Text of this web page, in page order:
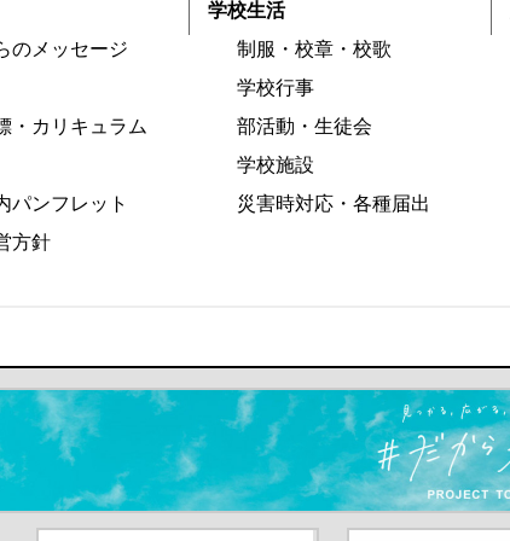
のメッセージ
・カリキュラム
パンフレット
方針
学校生活
制服・校章・校歌
学校行事
部活動・生徒会
学校施設
災害時対応・各種届出
（別ウインドウが開きます）